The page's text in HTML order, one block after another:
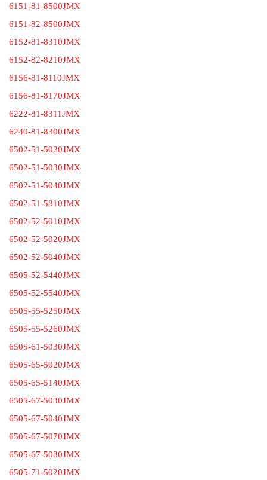
6151-81-8500JMX
6151-82-8500JMX
6152-81-8310JMX
6152-82-8210JMX
6156-81-8110JMX
6156-81-8170JMX
6222-81-8311JMX
6240-81-8300JMX
6502-51-5020JMX
6502-51-5030JMX
6502-51-5040JMX
6502-51-5810JMX
6502-52-5010JMX
6502-52-5020JMX
6502-52-5040JMX
6505-52-5440JMX
6505-52-5540JMX
6505-55-5250JMX
6505-55-5260JMX
6505-61-5030JMX
6505-65-5020JMX
6505-65-5140JMX
6505-67-5030JMX
6505-67-5040JMX
6505-67-5070JMX
6505-67-5080JMX
6505-71-5020JMX